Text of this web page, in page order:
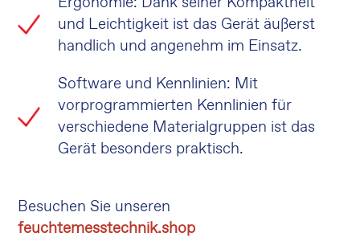
und Leichtigkeit ist das Gerät äußerst
handlich und angenehm im Einsatz.
Software und Kennlinien: Mit
vorprogrammierten Kennlinien für
verschiedene Materialgruppen ist das
Gerät besonders praktisch.
Besuchen Sie unseren
feuchtemesstechnik.shop